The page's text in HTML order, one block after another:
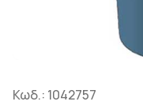
Κωδ.: 1042757